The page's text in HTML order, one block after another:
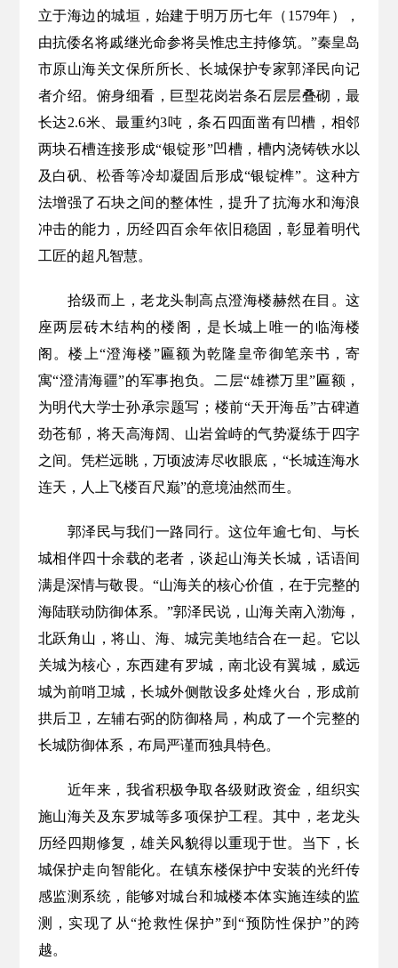
立于海边的城垣，始建于明万历七年（1579年），
由抗倭名将戚继光命参将吴惟忠主持修筑。”秦皇岛
市原山海关文保所所长、长城保护专家郭泽民向记
者介绍。俯身细看，巨型花岗岩条石层层叠砌，最
长达2.6米、最重约3吨，条石四面凿有凹槽，相邻
两块石槽连接形成“银锭形”凹槽，槽内浇铸铁水以
及白矾、松香等冷却凝固后形成“银锭榫”。这种方
法增强了石块之间的整体性，提升了抗海水和海浪
冲击的能力，历经四百余年依旧稳固，彰显着明代
工匠的超凡智慧。
拾级而上，老龙头制高点澄海楼赫然在目。这
座两层砖木结构的楼阁，是长城上唯一的临海楼
阁。楼上“澄海楼”匾额为乾隆皇帝御笔亲书，寄
寓“澄清海疆”的军事抱负。二层“雄襟万里”匾额，
为明代大学士孙承宗题写；楼前“天开海岳”古碑遒
劲苍郁，将天高海阔、山岩耸峙的气势凝练于四字
之间。凭栏远眺，万顷波涛尽收眼底，“长城连海水
连天，人上飞楼百尺巅”的意境油然而生。
郭泽民与我们一路同行。这位年逾七旬、与长
城相伴四十余载的老者，谈起山海关长城，话语间
满是深情与敬畏。“山海关的核心价值，在于完整的
海陆联动防御体系。”郭泽民说，山海关南入渤海，
北跃角山，将山、海、城完美地结合在一起。它以
关城为核心，东西建有罗城，南北设有翼城，威远
城为前哨卫城，长城外侧散设多处烽火台，形成前
拱后卫，左辅右弼的防御格局，构成了一个完整的
长城防御体系，布局严谨而独具特色。
近年来，我省积极争取各级财政资金，组织实
施山海关及东罗城等多项保护工程。其中，老龙头
历经四期修复，雄关风貌得以重现于世。当下，长
城保护走向智能化。在镇东楼保护中安装的光纤传
感监测系统，能够对城台和城楼本体实施连续的监
测，实现了从“抢救性保护”到“预防性保护”的跨
越。